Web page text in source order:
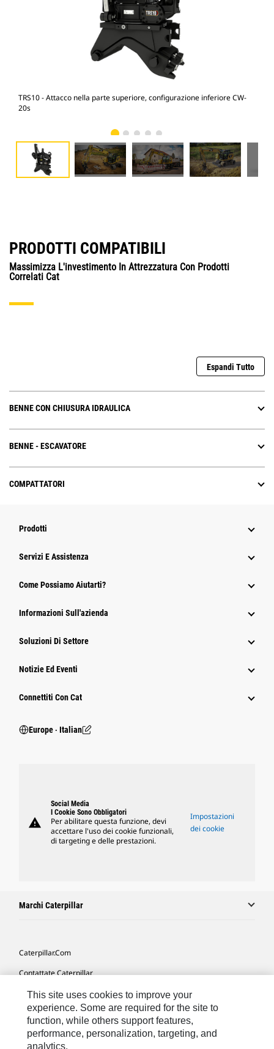
TRS10 - Attacco nella parte superiore, configurazione inferiore CW-
20s
PRODOTTI COMPATIBILI
Massimizza L'investimento In Attrezzatura Con Prodotti
Correlati Cat
Espandi Tutto
BENNE CON CHIUSURA IDRAULICA
BENNE - ESCAVATORE
COMPATTATORI
Prodotti
Servizi E Assistenza
Come Possiamo Aiutarti?
Informazioni Sull'azienda
Soluzioni Di Settore
Notizie Ed Eventi
Connettiti Con Cat
Europe ‧ Italian
warning
Social Media
I Cookie Sono Obbligatori
Per abilitare questa funzione, devi
accettare l'uso dei cookie funzionali,
di targeting e delle prestazioni.
Impostazioni
dei cookie
Marchi Caterpillar
Caterpillar.com
Contattate Caterpillar
Le Mie Preferenze Di Marketing
Mappa Del Sito
Cookie Settings
This site uses cookies to improve your
experience. Some are required for the site to
function, while others support features,
performance, personalization, targeting, and
analytics.